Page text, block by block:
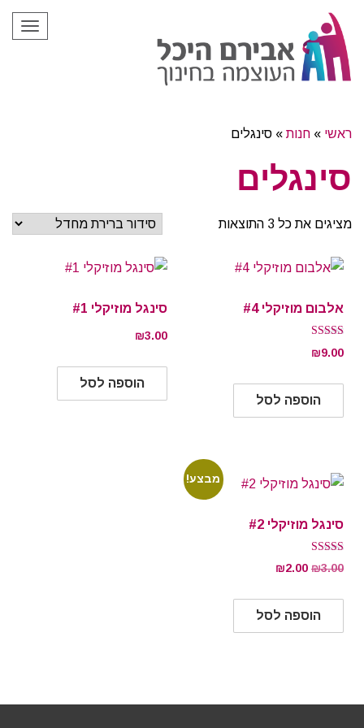
ראשי » חנות » סינגלים
סינגלים
מציגים את כל ⁦3⁩ התוצאות
אלבום מוזיקלי #4
דורג
5.00
₪9.00
הוספה לסל
סינגל מוזיקלי #1
₪3.00
הוספה לסל
מבצע!
סינגל מוזיקלי #2
דורג
4.50
₪3.00
המחיר
היה:
₪3.00.
₪2.00
הוא:
₪2.00.
הוספה לסל